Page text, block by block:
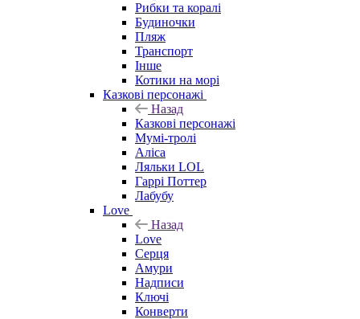
Рибки та коралі
Будиночки
Пляж
Транспорт
Інше
Котики на морі
Казкові персонажі
Назад
Казкові персонажі
Мумі-тролі
Аліса
Ляльки LOL
Гаррі Поттер
Лабубу
Love
Назад
Love
Серця
Амури
Надписи
Ключі
Конверти